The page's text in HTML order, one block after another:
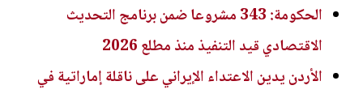
الحكومة: 343 مشروعا ضمن برنامج التحديث
الاقتصادي قيد التنفيذ منذ مطلع 2026
الأردن يدين الاعتداء الإيراني على ناقلة إماراتية في